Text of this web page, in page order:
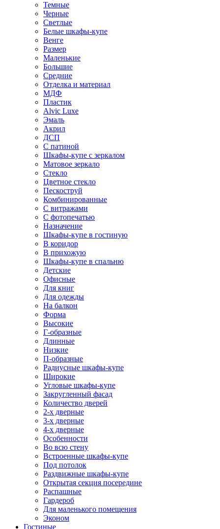
Темные
Черные
Светлые
Белые шкафы-купе
Венге
Размер
Маленькие
Большие
Средние
Отделка и материал
МДФ
Пластик
Alvic Luxe
Эмаль
Акрил
ДСП
С патиной
Шкафы-купе с зеркалом
Матовое зеркало
Стекло
Цветное стекло
Пескоструй
Комбинированные
С витражами
С фотопечатью
Назначение
Шкафы-купе в гостиную
В коридор
В прихожую
Шкафы-купе в спальню
Детские
Офисные
Для книг
Для одежды
На балкон
Форма
Высокие
Г-образные
Длинные
Низкие
П-образные
Радиусные шкафы-купе
Широкие
Угловые шкафы-купе
Закругленный фасад
Количество дверей
2-х дверные
3-х дверные
4-х дверные
Особенности
Во всю стену
Встроенные шкафы-купе
Под потолок
Раздвижные шкафы-купе
Открытая секция посередине
Распашные
Гардероб
Для маленького помещения
Эконом
Гостиные